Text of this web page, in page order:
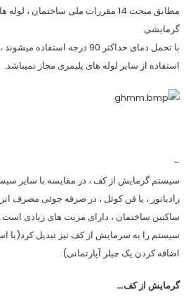
مطابق مبحث 14 مقررات ملی ساختمان
گرمایشی
با تحمل دمای حداکثر 90 درجه استفاده میشوند ، باید از جنس
استفاده از سایر لوله های پلیمری مجاز نمیباشد.
–
سیستم گرمایش از کف ، در مقایسه با سایر
رادیاتور ، یا فن کوئل ، در صرفه جوئی مصرف
ساکنین ساختمان ، دارای مزیت های زیادی
سیستم را به سرمایش از کف نیز تبدیل کرد(با
اضافه کردن یک چیلر آپارتمانی).
گرمایش از کف…